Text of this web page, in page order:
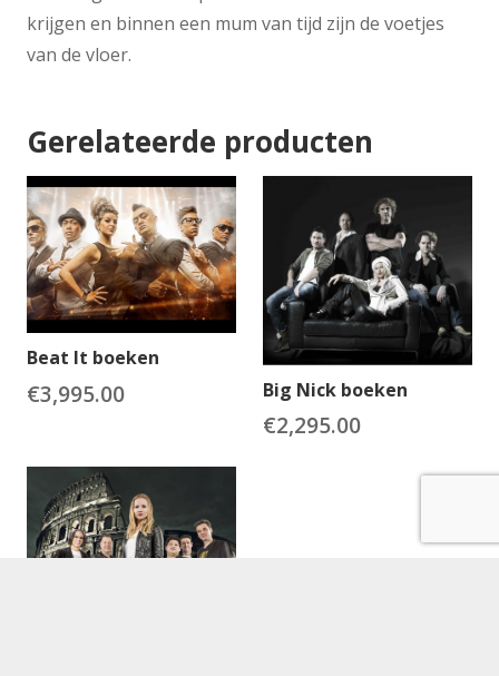
krijgen en binnen een mum van tijd zijn de voetjes
van de vloer.
Gerelateerde producten
Beat It boeken
€3,995.00 Big Nick boeken
€2,295.00